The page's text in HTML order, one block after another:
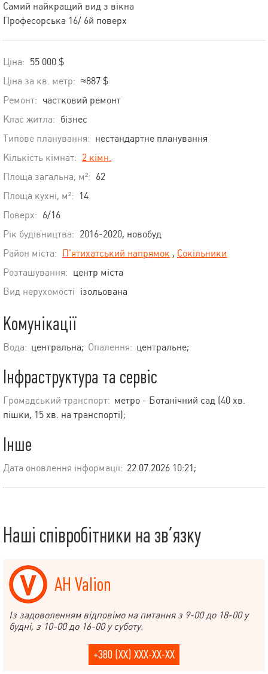
Самий найкращий вид з вікна
Професорська 16/ 6й поверх
Ціна: 55 000 $
Ціна за кв. метр: ≈887 $
Ремонт: частковий ремонт
Клас житла: бізнес
Типове планування: нестандартне планування
Кількість кімнат: 2 кімн.
Площа загальна, м²: 62
Площа кухні, м²:
14
Поверх: 6/16
Рік будівництва: 2016-2020, новобуд
Район міста: П'ятихатський напрямок , Сокільники
Розташування: центр міста
Вид нерухомості ізольована
Комунікації
Вода: центральна; Опалення: центральне;
Інфраструктура та сервіс
Громадський транспорт: метро - Ботанічний сад (40 хв.
пішки, 15 хв. на транспорті);
Інше
Дата оновлення інформації: 22.07.2026 10:21;
Наші співробітники на зв’язку
АН Valion
Із задоволенням відповімо на питання з 9-00 до 18-00 у
будні, з 10-00 до 16-00 у суботу.
+380 (XX) XXX-XX-XX